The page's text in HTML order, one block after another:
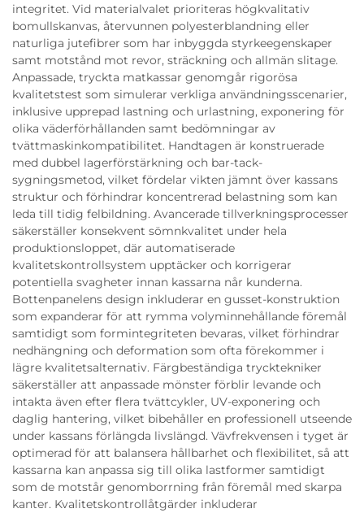
integritet. Vid materialvalet prioriteras högkvalitativ
bomullskanvas, återvunnen polyesterblandning eller
naturliga jutefibrer som har inbyggda styrkeegenskaper
samt motstånd mot revor, sträckning och allmän slitage.
Anpassade, tryckta matkassar genomgår rigorösa
kvalitetstest som simulerar verkliga användningsscenarier,
inklusive upprepad lastning och urlastning, exponering för
olika väderförhållanden samt bedömningar av
tvättmaskinkompatibilitet. Handtagen är konstruerade
med dubbel lagerförstärkning och bar-tack-
sygningsmetod, vilket fördelar vikten jämnt över kassans
struktur och förhindrar koncentrerad belastning som kan
leda till tidig felbildning. Avancerade tillverkningsprocesser
säkerställer konsekvent sömnkvalitet under hela
produktionsloppet, där automatiserade
kvalitetskontrollsystem upptäcker och korrigerar
potentiella svagheter innan kassarna når kunderna.
Bottenpanelens design inkluderar en gusset-konstruktion
som expanderar för att rymma volyminnehållande föremål
samtidigt som formintegriteten bevaras, vilket förhindrar
nedhängning och deformation som ofta förekommer i
lägre kvalitetsalternativ. Färgbeständiga trycktekniker
säkerställer att anpassade mönster förblir levande och
intakta även efter flera tvättcykler, UV-exponering och
daglig hantering, vilket bibehåller en professionell utseende
under kassans förlängda livslängd. Vävfrekvensen i tyget är
optimerad för att balansera hållbarhet och flexibilitet, så att
kassarna kan anpassa sig till olika lastformer samtidigt
som de motstår genomborrning från föremål med skarpa
kanter. Kvalitetskontrollåtgärder inkluderar